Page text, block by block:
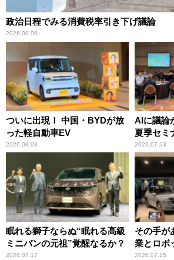
政治日程でみる消費税率引き下げ議論
2026.08.06
ついに出現！ 中国・BYDが放
った軽自動車EV
2026.08.03
AIに議論
夏季セミ
2026.07.23
眠れる獅子ならぬ“眠れる高級
ミニバンの元祖”覚醒なるか？
2026.07.17
その手が
業とロボ
2026.07.15